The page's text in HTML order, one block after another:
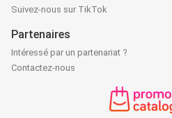
Suivez-nous sur TikTok
Partenaires
Intéressé par un partenariat ?
Contactez-nous